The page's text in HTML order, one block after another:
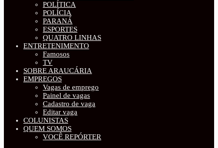
POLÍTICA
POLÍCIA
PARANÁ
ESPORTES
QUATRO LINHAS
ENTRETENIMENTO
Famosos
TV
SOBRE ARAUCÁRIA
EMPREGOS
Vagas de emprego
Painel de vagas
Cadastro de vaga
Editar vaga
COLUNISTAS
QUEM SOMOS
VOCÊ REPÓRTER